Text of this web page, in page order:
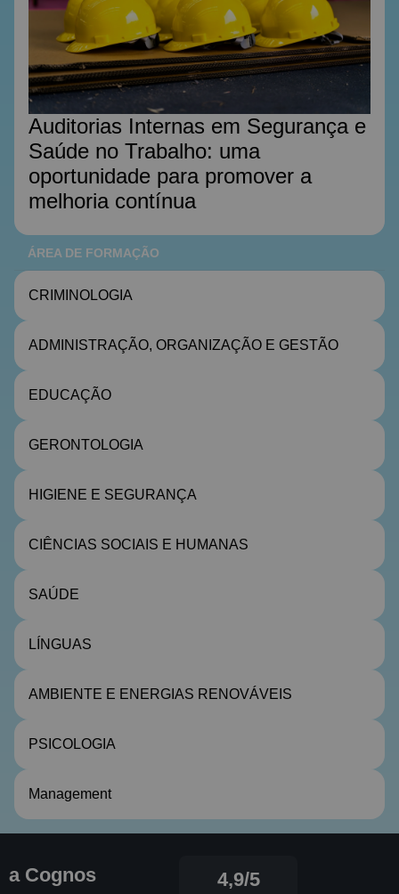
Auditorias Internas em Segurança e
Saúde no Trabalho: uma
oportunidade para promover a
melhoria contínua
ÁREA DE FORMAÇÃO
CRIMINOLOGIA
ADMINISTRAÇÃO, ORGANIZAÇÃO E GESTÃO
EDUCAÇÃO
GERONTOLOGIA
HIGIENE E SEGURANÇA
CIÊNCIAS SOCIAIS E HUMANAS
SAÚDE
LÍNGUAS
AMBIENTE E ENERGIAS RENOVÁVEIS
PSICOLOGIA
Management
a Cognos 4,9/5